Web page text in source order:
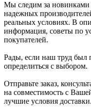
Мы следим за новинками
надежных
реальных условиях. В
информация, советы по
покупателей.
Рады, если наш труд был
определиться с выбором.
Отправьте заказ,
на совместимость с
лучшие условия доставки.